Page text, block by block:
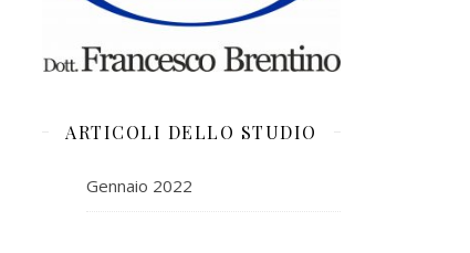
ARTICOLI DELLO STUDIO
Gennaio 2022